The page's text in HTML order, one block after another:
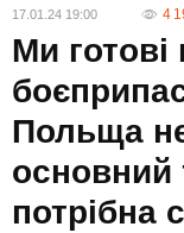
17.01.24 19:00 4
Ми
Польща
основний
потрібна